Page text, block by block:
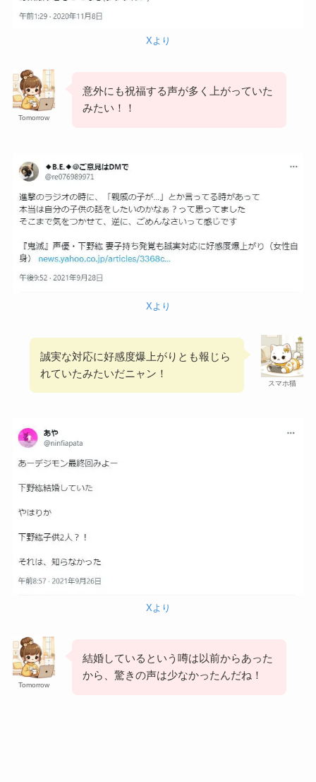
Xより
Tomorrow
意外にも祝福する声が多く上がっていた
みたい！！
Xより
スマホ猫
誠実な対応に好感度爆上がりとも報じら
れていたみたいだニャン！
Xより
Tomorrow
結婚しているという噂は以前からあった
から、驚きの声は少なかったんだね！